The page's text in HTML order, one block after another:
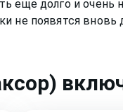
еще долго и очень
не появятся вновь